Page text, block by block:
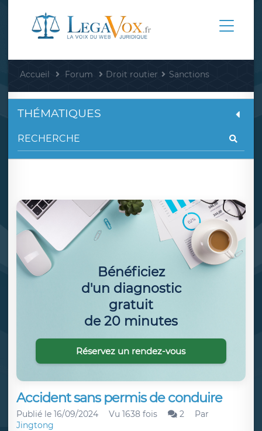
Accueil Forum Droit routier Sanctions
Accident sans permis de conduire
Publié le 16/09/2024 Vu 1638 fois 2
Par
Jingtong
THÉMATIQUES
Bénéficiez
d'un diagnostic
gratuit
de 20 minutes
Réservez un rendez-vous